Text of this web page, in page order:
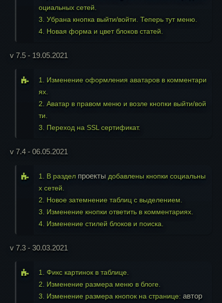
оциальных сетей.
3. Убрана кнопка выйти/войти. Теперь тут меню.
4. Новая форма и цвет блоков статей.
v 7.5 - 19.05.2021
1. Изменение оформления аватаров в комментари
ях.
2. Аватар в правом меню и возле кнопки выйти/вой
ти.
3. Переход на SSL сертификат.
v 7.4 - 06.05.2021
1. В раздел проекты добавлены кнопки социальны
х сетей.
2. Новое затемнение таблиц с выделением.
3. Изменение кнопки ответить в комментариях.
4. Изменение стилей блоков и поиска.
v 7.3 - 30.03.2021
1. Фикс картинок в таблице.
2. Изменение размера меню в блоге.
3. Изменение размера кнопок на странице: автор